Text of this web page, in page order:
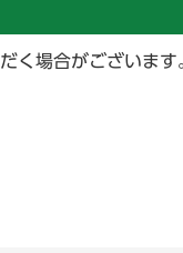
く場合がございま